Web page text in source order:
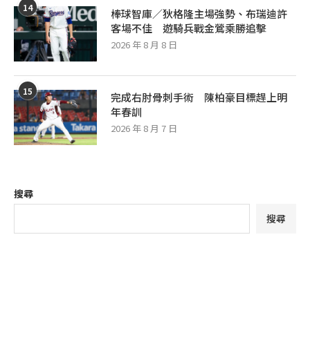
14
棒球智庫／狄格隆主場強勢、布瑞迪許
客場不佳 遊騎兵戰金鶯乘勝追擊
2026 年 8 月 8 日
15
完成右肘骨刺手術 陳柏豪目標趕上明
年春訓
2026 年 8 月 7 日
搜尋
搜尋